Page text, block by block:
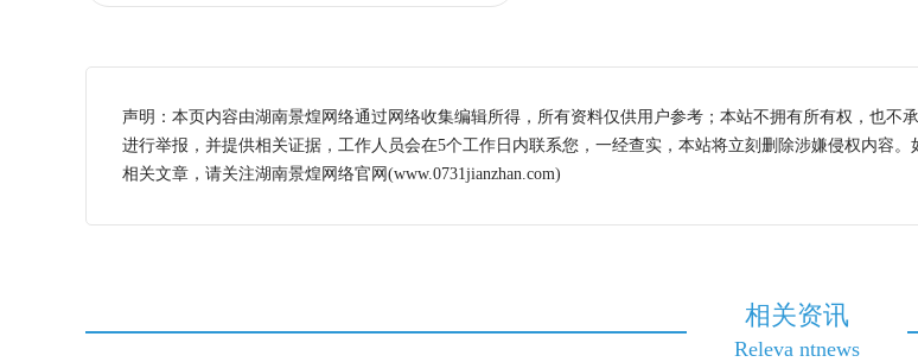
声明：本页内容由湖南景煌网络通过网络收集编辑所得，所有资料仅供用户参考；本站不拥有所有权，也
进行举报，并提供相关证据，工作人员会在5个工作日内联系您，一经查实，本站将立刻删除涉嫌侵权内容。
相关文章，请关注湖南景煌网络官网(www.0731jianzhan.com)
相关资讯
Releva ntnews